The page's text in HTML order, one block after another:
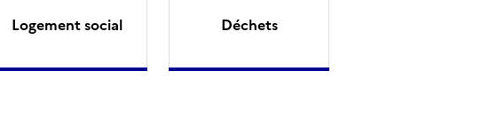
Logement social Déchets